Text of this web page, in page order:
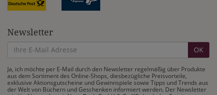
Newsletter
OK
Ja, ich möchte per E-Mail durch den Newsletter regelmäßig über Produkte
aus dem Sortiment des Online-Shops, diesbezügliche Preisvorteile,
exklusive Aktionsgutscheine und Gewinnspiele sowie Tipps und Trends aus
der Welt von Büchern und Geschenken informiert werden. Der Newsletter